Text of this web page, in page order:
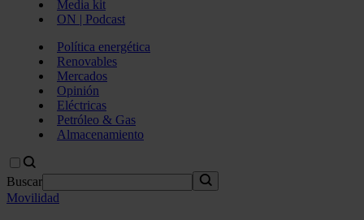
Media kit
ON | Podcast
Política energética
Renovables
Mercados
Opinión
Eléctricas
Petróleo & Gas
Almacenamiento
Buscar
Movilidad